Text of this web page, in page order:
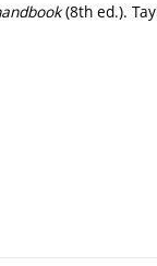
(8th ed.).